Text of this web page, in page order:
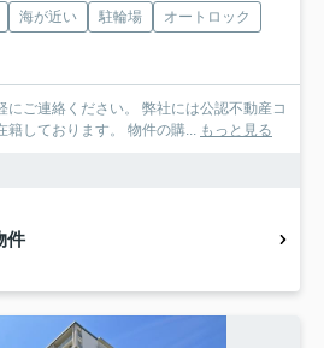
海が近い 駐輪場
オートロック
い。 弊社には公認不動産コ
籍しております。 物件の購... もっと見る
件